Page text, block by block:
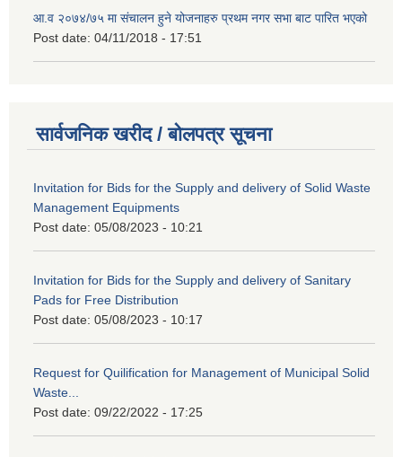
आ.व २०७४/७५ मा संचालन हुने योजनाहरु प्रथम नगर सभा बाट पारित भएको
Post date: 04/11/2018 - 17:51
सार्वजनिक खरीद / बोलपत्र सूचना
Invitation for Bids for the Supply and delivery of Solid Waste
Management Equipments
Post date: 05/08/2023 - 10:21
Invitation for Bids for the Supply and delivery of Sanitary
Pads for Free Distribution
Post date: 05/08/2023 - 10:17
Request for Quilification for Management of Municipal Solid
Waste...
Post date: 09/22/2022 - 17:25